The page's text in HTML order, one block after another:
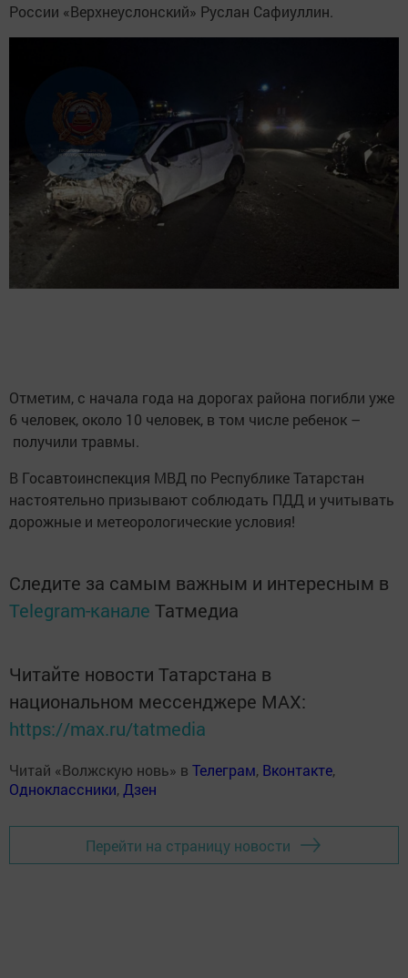
России «Верхнеуслонский» Руслан Сафиуллин.
Отметим, с начала года на дорогах района погибли уже
6 человек, около 10 человек, в том числе ребенок –
получили травмы.
В Госавтоинспекция МВД по Республике Татарстан
настоятельно призывают соблюдать ПДД и учитывать
дорожные и метеорологические условия!
Следите за самым важным и интересным в
Telegram-канале Татмедиа
Читайте новости Татарстана в
национальном мессенджере MАХ:
https://max.ru/tatmedia
Читай «Волжскую новь» в Телеграм, Вконтакте,
Одноклассники,Дзен
Перейти на страницу новости